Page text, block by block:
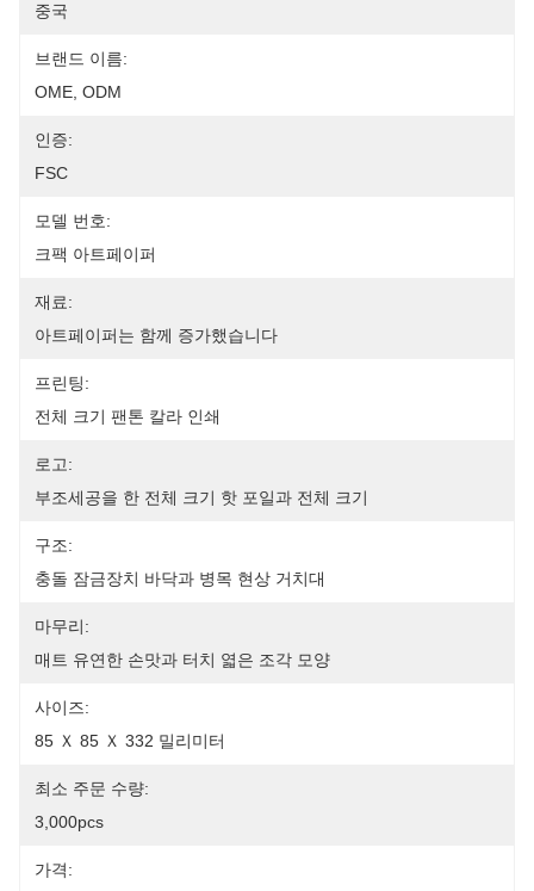
중국
브랜드 이름:
OME, ODM
인증:
FSC
모델 번호:
크팩 아트페이퍼
재료:
아트페이퍼는 함께 증가했습니다
프린팅:
전체 크기 팬톤 칼라 인쇄
로고:
부조세공을 한 전체 크기 핫 포일과 전체 크기
구조:
충돌 잠금장치 바닥과 병목 현상 거치대
마무리:
매트 유연한 손맛과 터치 엷은 조각 모양
사이즈:
85 Ｘ 85 Ｘ 332 밀리미터
최소 주문 수량:
3,000pcs
가격: